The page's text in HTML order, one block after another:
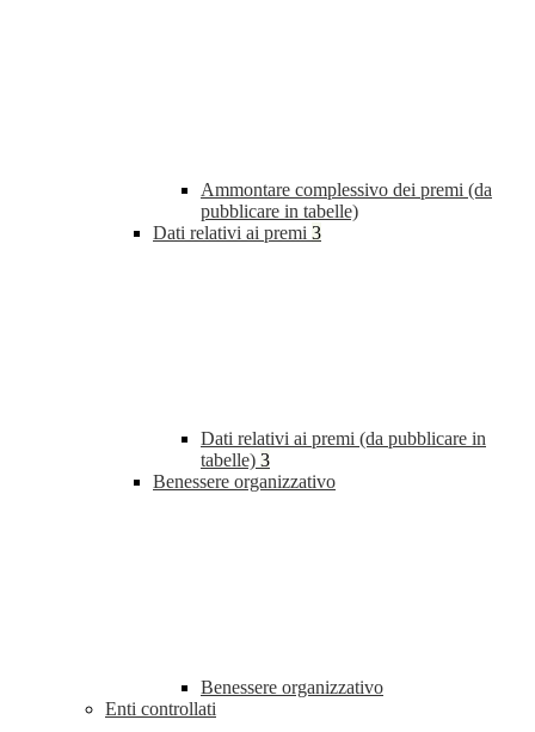
Ammontare complessivo dei premi (da
pubblicare in tabelle)
Dati relativi ai premi 3
Dati relativi ai premi (da pubblicare in
tabelle) 3
Benessere organizzativo
Benessere organizzativo
Enti controllati